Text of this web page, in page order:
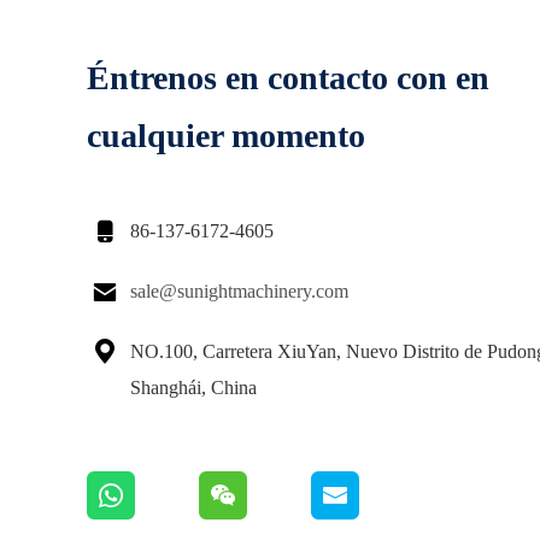
Éntrenos en contacto con en
cualquier momento
 86-137-6172-4605
 sale@sunightmachinery.com

NO.100, Carretera XiuYan, Nuevo Distrito de
Shanghái, China